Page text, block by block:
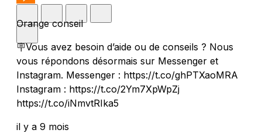
Orange conseil
🪧Vous avez besoin d’aide ou de conseils ? Nous
vous répondons désormais sur Messenger et
Instagram. Messenger : https://t.co/ghPTXaoMRA
Instagram : https://t.co/2Ym7XpWpZj
https://t.co/iNmvtRIka5
il y a 9 mois